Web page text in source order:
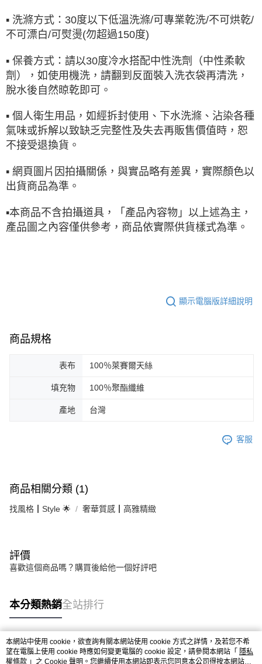
▪ 洗滌方式：30度以下低溫洗滌/可專業乾洗/不可烘乾/
不可漂白/可熨燙(勿超過150度)
▪ 保養方式：請以30度冷水搭配中性洗劑（中性柔軟
劑），如使用機洗，請翻到反面裝入洗衣袋再清洗，
脫水後自然晾乾即可。
▪ 個人衛生用品，如經拆封使用、下水洗滌、沾染各種
氣味或拆解以致缺乏完整性及失去再販售價值時，恕
不接受退換貨。
▪ 網頁圖片因拍攝關係，與實品略有差異，實際顏色以
出貨商品為準。
▪本商品不含拍攝道具，「產品內容物」以上述為主，
產品圖之內容僅供參考，商品依實際供貨樣式為準。
顯示電腦版詳細說明
商品規格
表布 100％萊賽爾天絲
填充物 100％聚酯纖維
產地 台灣
客服
商品相關分類 (1)
找風格┃Style 🌟 奢華質感┃高雅精緻
評價
喜歡這個商品嗎？購買後給他一個好評吧
本分類熱銷全站排行
熱門標籤
本網站中使用 cookie，欲查詢有關本網站使用 cookie 方式之詳情，及若您不希
望在電腦上使用 cookie 時應如何變更電腦的 cookie 設定，請參閱本網站「 隱私
權條款 」之 Cookie 聲明。您繼續使用本網站即表示您同意本公司得按本網站使